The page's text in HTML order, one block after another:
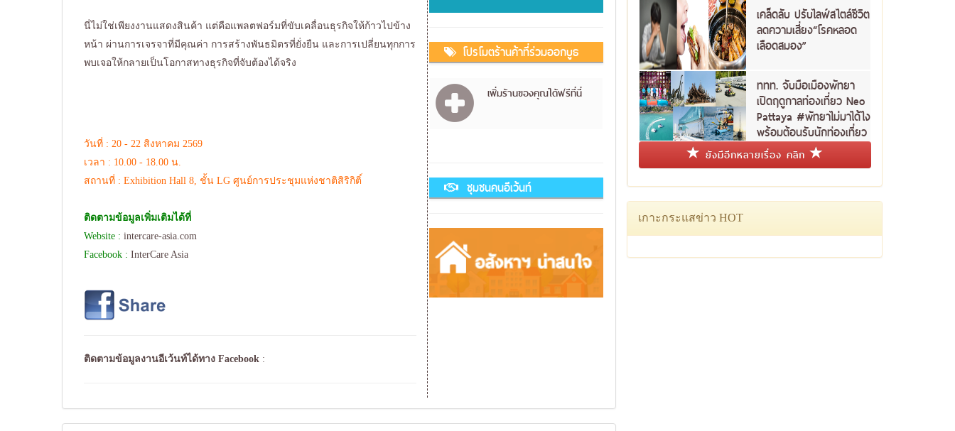
นี่ไม่ใช่เพียงงานแสดงสินค้า แต่คือแพลตฟอร์มที่ขับเคลื่อนธุรกิจให้ก้าวไปข้าง
หน้า ผ่านการเจรจาที่มีคุณค่า การสร้างพันธมิตรที่ยั่งยืน และการเปลี่ยนทุกการ
พบเจอให้กลายเป็นโอกาสทางธุรกิจที่จับต้องได้จริง
วันที่ : 20 - 22 สิงหาคม 2569
เวลา : 10.00 - 18.00 น.
สถานที่ : Exhibition Hall 8, ชั้น LG ศูนย์การประชุมแห่งชาติสิริกิติ์
ติดตามข้อมูลเพิ่มเติมได้ที่
Website : intercare-asia.com
Facebook : InterCare Asia
ติดตามข้อมูลงานอีเว้นท์ได้ทาง Facebook :
โปรโมตร้านค้าที่ร่วมออกบูธ
เพิ่มร้านของคุณได้ฟรีที่นี่
ชุมชนคนอีเว้นท์
เคล็ดลับ ปรับไลฟ์สไตล์ชีวิต
ลดความเสี่ยง“โรคหลอด
เลือดสมอง”
ททท. จับมือเมืองพัทยา
เปิดฤดูกาลท่องเที่ยว Neo
Pattaya #พัทยาไม่มาได้ไง
พร้อมต้อนรับนักท่องเที่ยว
ชาวไทย
ยังมีอีกหลายเรื่อง คลิก
เกาะกระแสข่าว HOT